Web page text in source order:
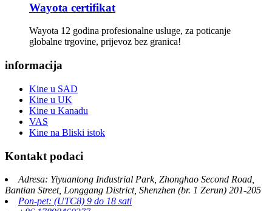
Wayota certifikat
Wayota 12 godina profesionalne usluge, za poticanje
globalne trgovine, prijevoz bez granica!
informacija
Kine u SAD
Kine u UK
Kine u Kanadu
VAS
Kine na Bliski istok
Kontakt podaci
Adresa: Yiyuantong Industrial Park, Zhonghao Second Road,
Bantian Street, Longgang District, Shenzhen (br. 1 Zerun) 201-205
Pon-pet: (UTC8) 9 do 18 sati